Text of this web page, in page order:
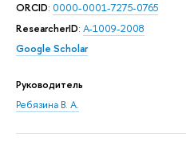
ORCID: 0000-0001-7275-0765
ResearcherID: A-1009-2008
Google Scholar
Руководитель
Ребязина В. А.